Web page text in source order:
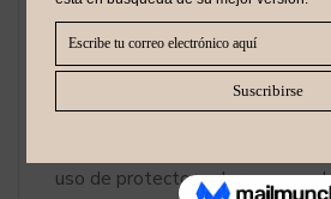
Verdades que
Cuidar la piel del daño solar es
mantener su salud y prevenir
uso de protector solar que